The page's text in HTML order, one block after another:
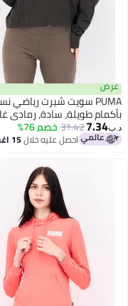
PUMA سويت شيرت رياضي نسائي
طويلة، سادة، رمادي غامق
31.42خصم 76%
احصل عليه خلال15 اغسطس